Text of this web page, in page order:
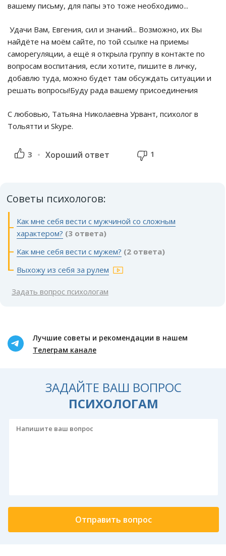
вашему письму, для папы это тоже необходимо...
Удачи Вам, Евгения, сил и знаний... Возможно, их Вы
найдёте на моём сайте, по той ссылке на приемы
саморегуляции, а ещё я открыла группу в контакте по
вопросам воспитания, если хотите, пишите в личку,
добавлю туда, можно будет там обсуждать ситуации и
решать вопросы!Буду рада вашему присоединения
С любовью, Татьяна Николаевна Урвант, психолог в
Тольятти и Skype.
3 Хороший ответ 1
Советы психологов:
Как мне себя вести с мужчиной со сложным
характером? (3 ответа)
Как мне себя вести с мужем? (2 ответа)
Выхожу из себя за рулем
Задать вопрос психологам
Лучшие советы и рекомендации в нашем
Телеграм канале
ЗАДАЙТЕ ВАШ ВОПРОС
ПСИХОЛОГАМ